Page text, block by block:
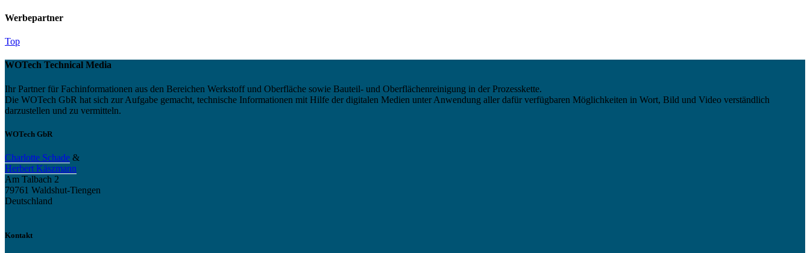
Werbepartner
Top
WOTech Technical Media
Ihr Partner für Fachinformationen aus den Bereichen Werkstoff und Oberfläche sowie Bauteil- und Oberflächenreinigung in der Prozesskette.
Die WOTech GbR hat sich zur Aufgabe gemacht, technische Informationen mit Hilfe der digitalen Medien unter Anwendung aller dafür verfügbaren Möglichkeiten in Wort, Bild und Video verständlich
darzustellen und zu vermitteln.
WOTech GbR
Charlotte Schade &
Herbert Käszmann
Am Talbach 2
79761 Waldshut-Tiengen
Deutschland
Kontakt